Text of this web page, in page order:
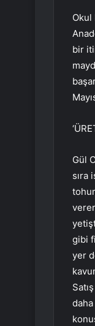
bir
Gül
sıra
gibi
yer